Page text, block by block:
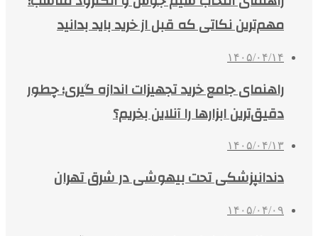
مهم‌ترین نکاتی که قبل از خرید باید بدانید
۱۴۰۵/۰۴/۱۴
راهنمای جامع خرید تجهیزات اندازه گیری؛ چطور
دقیق‌ترین ابزارها را آنلاین بخریم؟
۱۴۰۵/۰۴/۱۳
دندانپزشکی تحت بیهوشی در شرق تهران
۱۴۰۵/۰۴/۰۹